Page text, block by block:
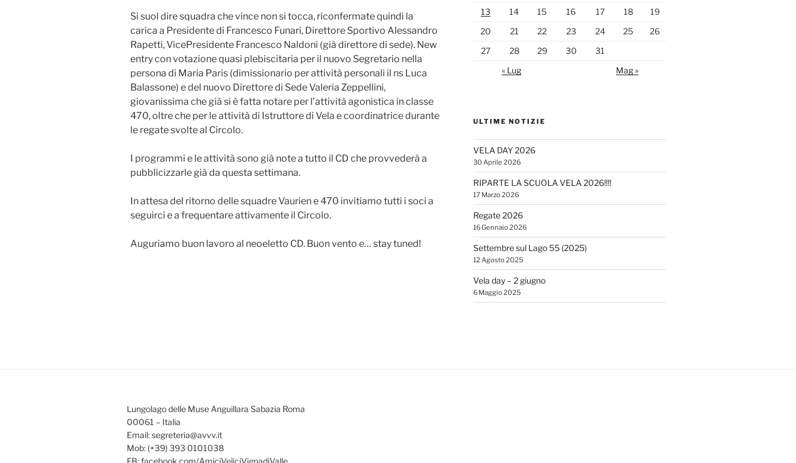
Si suol dire squadra che vince non si tocca, riconfermate quindi la
carica a Presidente di Francesco Funari, Direttore Sportivo Alessandro
Rapetti, VicePresidente Francesco Naldoni (già direttore di sede). New
entry con votazione quasi plebiscitaria per il nuovo Segretario nella
persona di Maria Paris (dimissionario per attività personali il ns Luca
Balassone) e del nuovo Direttore di Sede Valeria Zeppellini,
giovanissima che già si è fatta notare per l’attività agonistica in classe
470, oltre che per le attività di Istruttore di Vela e coordinatrice durante
le regate svolte al Circolo.
I programmi e le attività sono già note a tutto il CD che provvederà a
pubblicizzarle già da questa settimana.
In attesa del ritorno delle squadre Vaurien e 470 invitiamo tutti i soci a
seguirci e a frequentare attivamente il Circolo.
Auguriamo buon lavoro al neoeletto CD. Buon vento e… stay tuned!
13
14 15 16 17 18
19
20
21 22 23 24 25
26
27
28 29 30
31
« Lug
Mag »
ULTIME NOTIZIE
VELA DAY 2026
30 Aprile 2026
RIPARTE LA SCUOLA VELA 2026!!!!
17 Marzo 2026
Regate 2026
16 Gennaio 2026
Settembre sul Lago 55 (2025)
12 Agosto 2025
Vela day – 2 giugno
6 Maggio 2025
Lungolago delle Muse Anguillara Sabazia Roma
00061 – Italia
Email: segreteria@avvv.it
Mob: (+39) 393 0101038
FB: facebook.com/AmiciVeliciVignadiValle